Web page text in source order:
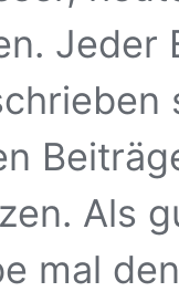
Jeder
Als
mal